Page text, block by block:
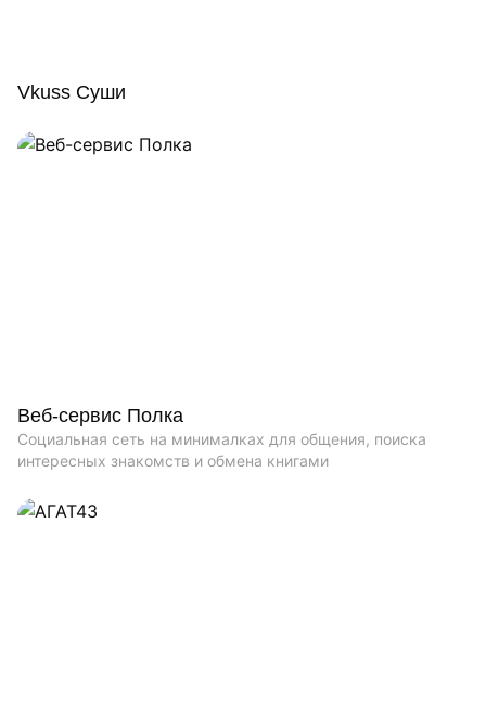
Vkuss Суши
Веб-сервис Полка
Социальная сеть на минималках для общения, поиска
интересных знакомств и обмена книгами